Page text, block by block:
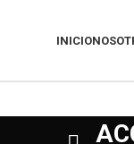
INICIO